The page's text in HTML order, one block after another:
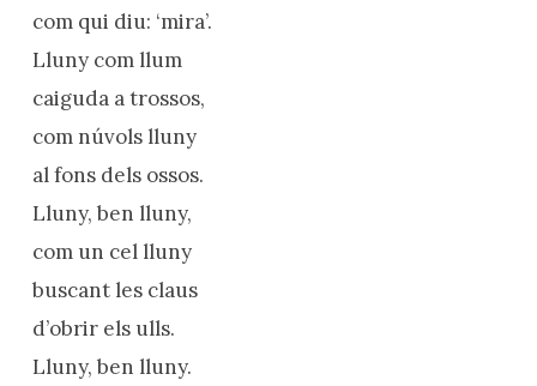
com qui diu: ‘mira’.
Lluny com llum
caiguda a trossos,
com núvols lluny
al fons dels ossos.
Lluny, ben lluny,
com un cel lluny
buscant les claus
d’obrir els ulls.
Lluny, ben lluny.